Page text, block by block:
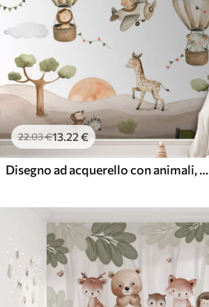
22.03€13 .22 €
Disegno ad acquerello con animali, palloncini, aereo e auto